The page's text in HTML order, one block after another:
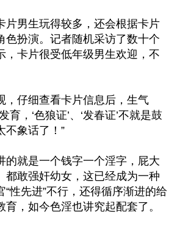
片男生玩得较多，还会根据卡片
色扮演。记者随机采访了数十个
，卡片很受低年级男生欢迎，不
，仔细查看卡片信息后，生气
育，‘色狼证’、‘发春证’不就是鼓
不象话了！”
的就是一个钱字一个淫字，屁大
都敢强奸幼女，这已经成为一种
“性先进”不行，还得循序渐进的给
，如今色淫也讲究起配套了。